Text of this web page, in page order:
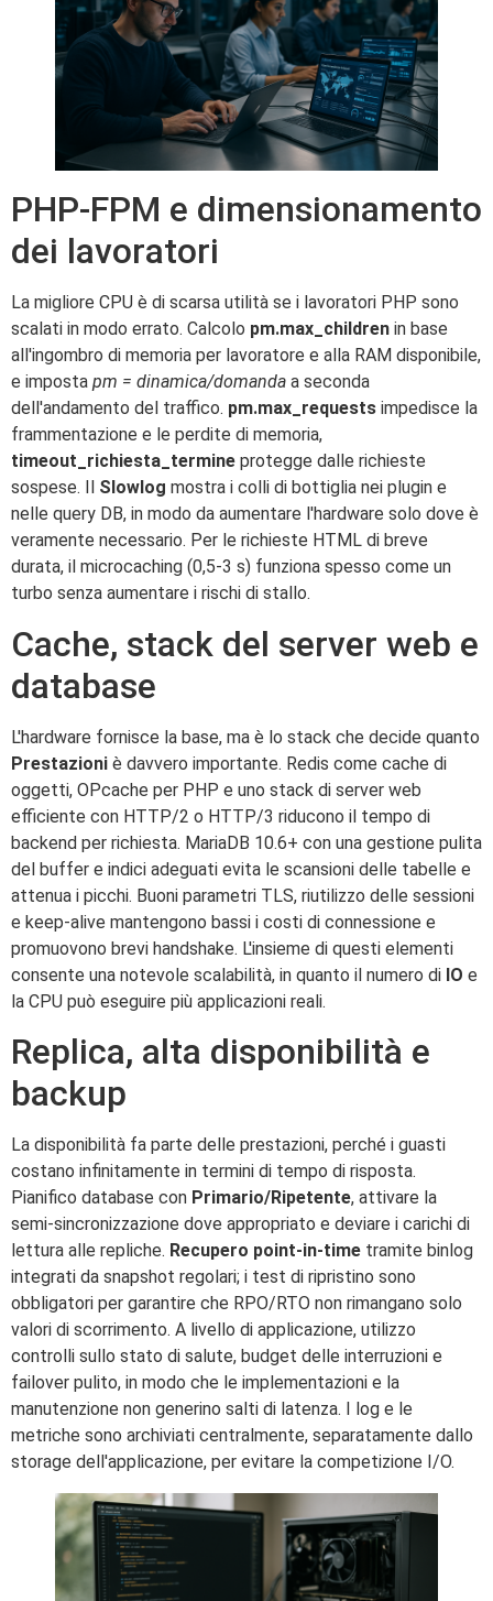
PHP-FPM e dimensionamento
dei lavoratori
La migliore CPU è di scarsa utilità se i lavoratori PHP sono
scalati in modo errato. Calcolo pm.max_children in base
all'ingombro di memoria per lavoratore e alla RAM disponibile,
e imposta pm = dinamica/domanda a seconda
dell'andamento del traffico. pm.max_requests impedisce la
frammentazione e le perdite di memoria,
timeout_richiesta_termine protegge dalle richieste
sospese. Il Slowlog mostra i colli di bottiglia nei plugin e
nelle query DB, in modo da aumentare l'hardware solo dove è
veramente necessario. Per le richieste HTML di breve
durata, il microcaching (0,5-3 s) funziona spesso come un
turbo senza aumentare i rischi di stallo.
Cache, stack del server web e
database
L'hardware fornisce la base, ma è lo stack che decide quanto
Prestazioni è davvero importante. Redis come cache di
oggetti, OPcache per PHP e uno stack di server web
efficiente con HTTP/2 o HTTP/3 riducono il tempo di
backend per richiesta. MariaDB 10.6+ con una gestione pulita
del buffer e indici adeguati evita le scansioni delle tabelle e
attenua i picchi. Buoni parametri TLS, riutilizzo delle sessioni
e keep-alive mantengono bassi i costi di connessione e
promuovono brevi handshake. L'insieme di questi elementi
consente una notevole scalabilità, in quanto il numero di IO e
la CPU può eseguire più applicazioni reali.
Replica, alta disponibilità e
backup
La disponibilità fa parte delle prestazioni, perché i guasti
costano infinitamente in termini di tempo di risposta.
Pianifico database con Primario/Ripetente, attivare la
semi-sincronizzazione dove appropriato e deviare i carichi di
lettura alle repliche. Recupero point-in-time tramite binlog
integrati da snapshot regolari; i test di ripristino sono
obbligatori per garantire che RPO/RTO non rimangano solo
valori di scorrimento. A livello di applicazione, utilizzo
controlli sullo stato di salute, budget delle interruzioni e
failover pulito, in modo che le implementazioni e la
manutenzione non generino salti di latenza. I log e le
metriche sono archiviati centralmente, separatamente dallo
storage dell'applicazione, per evitare la competizione I/O.